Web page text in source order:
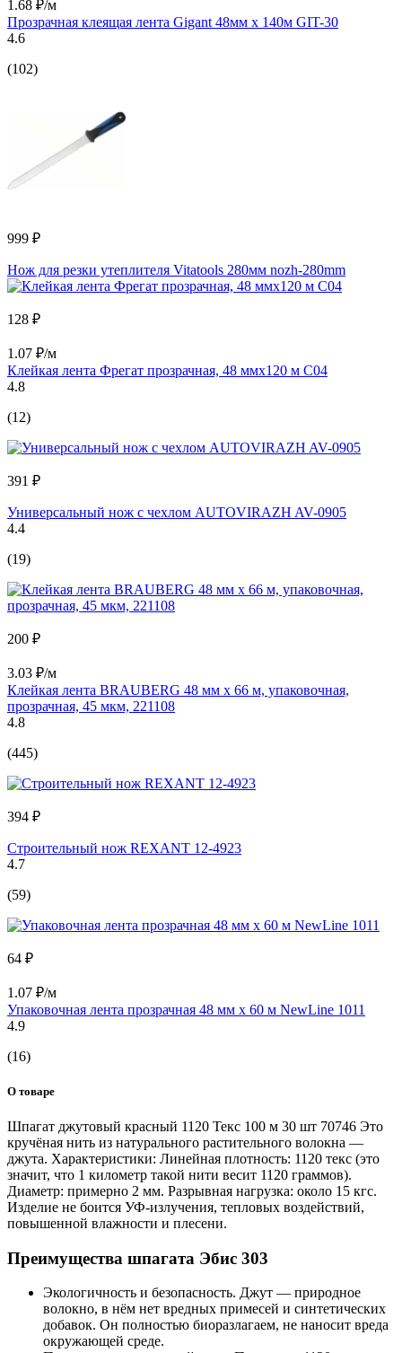
1.68 ₽/м
Прозрачная клеящая лента Gigant 48мм х 140м GIT-30
4.6
(102)
999 ₽
Нож для резки утеплителя Vitatools 280мм nozh-280mm
128 ₽
1.07 ₽/м
Клейкая лента Фрегат прозрачная, 48 ммх120 м С04
4.8
(12)
391 ₽
Универсальный нож с чехлом AUTOVIRAZH AV-0905
4.4
(19)
200 ₽
3.03 ₽/м
Клейкая лента BRAUBERG 48 мм х 66 м, упаковочная,
прозрачная, 45 мкм, 221108
4.8
(445)
394 ₽
Строительный нож REXANT 12-4923
4.7
(59)
64 ₽
1.07 ₽/м
Упаковочная лента прозрачная 48 мм х 60 м NewLine 1011
4.9
(16)
О товаре
Шпагат джутовый красный 1120 Текс 100 м 30 шт 70746 Это
кручёная нить из натурального растительного волокна —
джута. Характеристики: Линейная плотность: 1120 текс (это
значит, что 1 километр такой нити весит 1120 граммов).
Диаметр: примерно 2 мм. Разрывная нагрузка: около 15 кгс.
Изделие не боится УФ-излучения, тепловых воздействий,
повышенной влажности и плесени.
Преимущества шпагата Эбис 303
Экологичность и безопасность. Джут — природное
волокно, в нём нет вредных примесей и синтетических
добавок. Он полностью биоразлагаем, не наносит вреда
окружающей среде.